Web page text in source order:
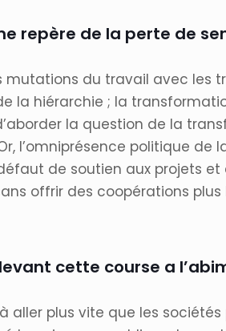
repère de la perte de
du travail avec les
la hiérarchie ; la
la question de la
l’omniprésence politique
de soutien aux projets
offrir des coopérations
cette course a
plus vite que les